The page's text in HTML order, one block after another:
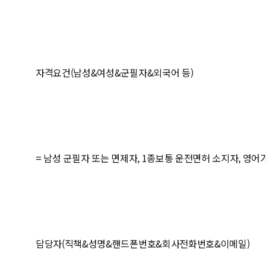
자격요건(남성&여성&군필자&외국어 등)
= 남성 군필자 또는 면제자, 1종보통 운전면허 소지자, 영어
담당자(직책&성명&핸드폰번호&회사전화번호&이메일)